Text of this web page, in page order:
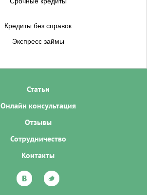
Кредиты без справок
Экспресс займы
Статьи
Онлайн консультация
Отзывы
Сотрудничество
Контакты